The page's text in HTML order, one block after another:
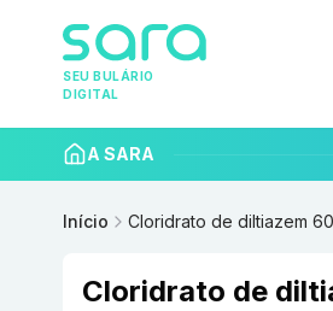
SEU BULÁRIO
DIGITAL
A SARA
Início Cloridrato de diltiazem
Cloridrato de